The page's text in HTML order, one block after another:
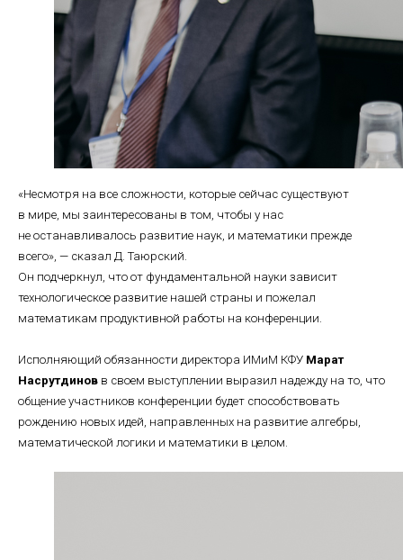
«Несмотря на все сложности, которые сейчас существуют
в мире, мы заинтересованы в том, чтобы у нас
не останавливалось развитие наук, и математики прежде
всего», — сказал Д. Таюрский.
Он подчеркнул, что от фундаментальной науки зависит
технологическое развитие нашей страны и пожелал
математикам продуктивной работы на конференции.
Исполняющий обязанности директора ИМиМ КФУ Марат
Насрутдинов в своем выступлении выразил надежду на то, что
общение участников конференции будет способствовать
рождению новых идей, направленных на развитие алгебры,
математической логики и математики в целом.